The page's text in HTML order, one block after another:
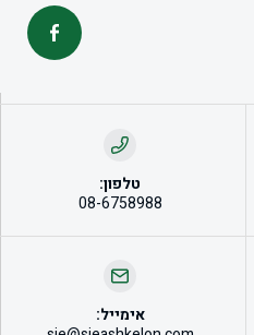
טלפון:
08-6758988
אימייל: